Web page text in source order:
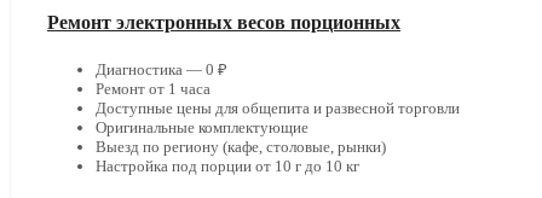
Ремонт электронных весов порционных
Диагностика — 0 ₽
Ремонт от 1 часа
Доступные цены для общепита и развесной торговли
Оригинальные комплектующие
Выезд по региону (кафе, столовые, рынки)
Настройка под порции от 10 г до 10 кг